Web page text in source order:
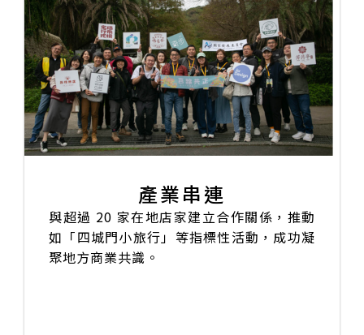
產業串連
與超過 20 家在地店家建立合作關係，推動
如「四城門小旅行」等指標性活動，成功凝
聚地方商業共識。